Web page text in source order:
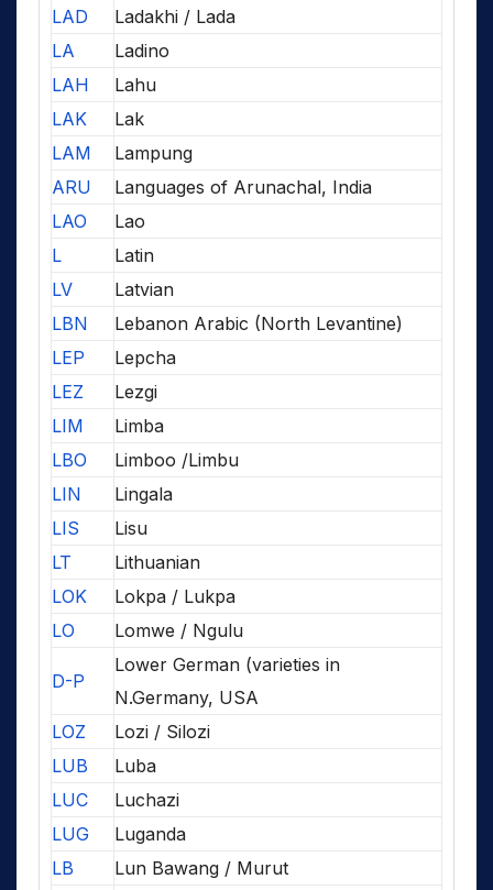
LAD
Ladakhi / Lada
LA
Ladino
LAH
Lahu
LAK
Lak
LAM
Lampung
ARU
Languages of Arunachal, India
LAO
Lao
L
Latin
LV
Latvian
LBN
Lebanon Arabic (North Levantine)
LEP
Lepcha
LEZ
Lezgi
LIM
Limba
LBO
Limboo /Limbu
LIN
Lingala
LIS
Lisu
LT
Lithuanian
LOK
Lokpa / Lukpa
LO
Lomwe / Ngulu
D-P
Lower German (varieties in
N.Germany, USA
LOZ
Lozi / Silozi
LUB
Luba
LUC
Luchazi
LUG
Luganda
LB
Lun Bawang / Murut